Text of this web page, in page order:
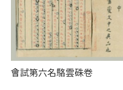
會試第六名駱雲硃卷